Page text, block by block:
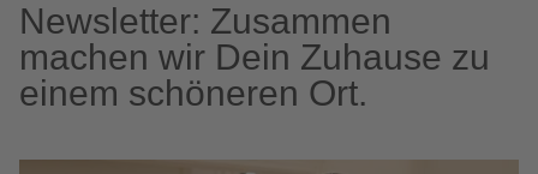
Newsletter: Zusammen
machen wir Dein Zuhause zu
einem schöneren Ort.